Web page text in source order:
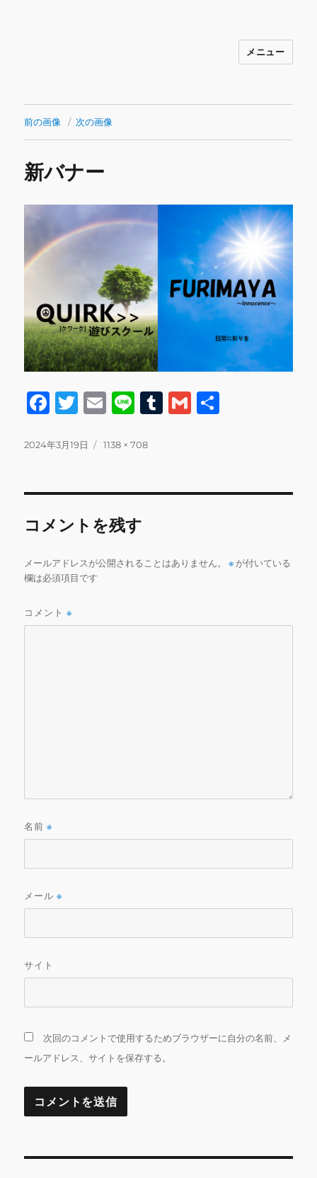
INNOCENCE ～日常に彩りを～ フ
物 etc販売 江戸川区瑞江
メニュー
前の画像 次の画像
新バナー
F
c
b
o
o
k
T
it
r
E
ai
Li
e
T
r
G
投
2024年3月19日
フ
1138 × 708
コメントを残す
メールアドレスが公開されることはありません。 ※ が付いている
欄は必須項目です
コメント※
名前※
メール※
サイト
次回のコメントで使用するためブラウザーに自分の名前、メ
ールアドレス、サイトを保存する。